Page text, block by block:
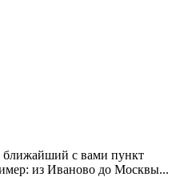
ближайший с вами пункт
из Иваново до Москвы...